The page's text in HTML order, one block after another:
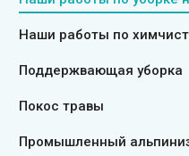
Наши работы по
Поддержвающая уборка
Покос травы
Промышленный